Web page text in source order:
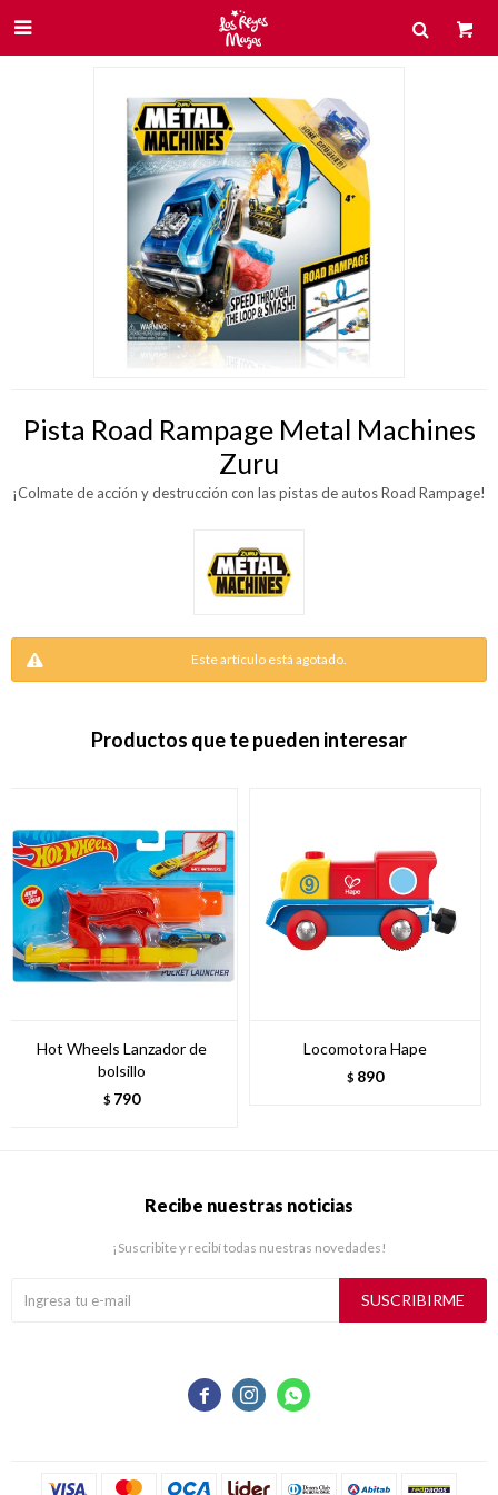

Pista Road Rampage Metal Machines
Zuru
¡Colmate de acción y destrucción con las pistas de autos Road Rampage!
Este artículo está agotado.
Productos que te pueden interesar
Hot Wheels Lanzador de
bolsillo
$ 790
Locomotora Hape
$ 890
  
Recibe nuestras noticias
¡Suscribite y recibí todas nuestras novedades!
SUSCRIBIRME